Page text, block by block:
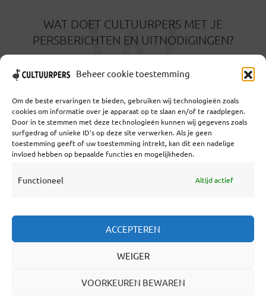
Beheer cookie toestemming
Om de beste ervaringen te bieden, gebruiken wij technologieën zoals
cookies om informatie over je apparaat op te slaan en/of te raadplegen.
Door in te stemmen met deze technologieën kunnen wij gegevens zoals
surfgedrag of unieke ID's op deze site verwerken. Als je geen
toestemming geeft of uw toestemming intrekt, kan dit een nadelige
invloed hebben op bepaalde functies en mogelijkheden.
Functioneel Altijd actief
ACCEPTEREN
WEIGER
VOORKEUREN BEWAREN
WAT DOET CULTUURPERS MET JE
PERSBERICHTEN EN UITNODIGINGEN?
W
Coöperatief Cultureel Persbureau U.A. | Salzburg 29 |
3524KS Utrecht | KvK: 55573592 |Btw: